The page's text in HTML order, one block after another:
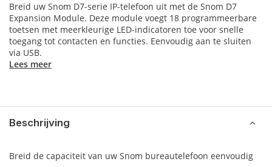
Breid uw Snom D7-serie IP-telefoon uit met de Snom D7
Expansion Module. Deze module voegt 18 programmeerbare
toetsen met meerkleurige LED-indicatoren toe voor snelle
toegang tot contacten en functies. Eenvoudig aan te sluiten
via USB.
Lees meer
Beschrijving
Breid de capaciteit van uw Snom bureautelefoon eenvoudig